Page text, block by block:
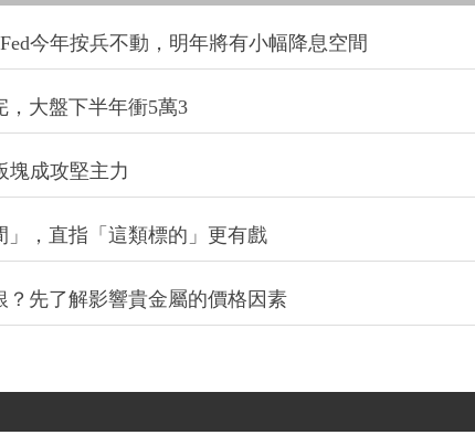
今年按兵不動，明年將有小幅降息空間
，大盤下半年衝5萬3
塊成攻堅主力
，直指「這類標的」更有戲
先了解影響貴金屬的價格因素